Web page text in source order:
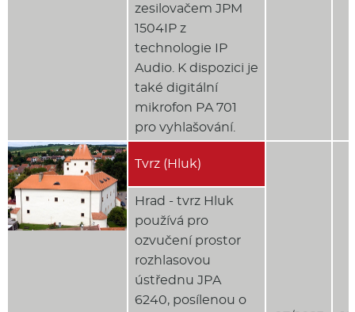
zesilovačem JPM
1504IP z
technologie IP
Audio. K dispozici je
také digitální
mikrofon PA 701
pro vyhlašování.
Tvrz (Hluk)
Hrad - tvrz Hluk
používá pro
ozvučení prostor
rozhlasovou
ústřednu JPA
6240, posílenou o